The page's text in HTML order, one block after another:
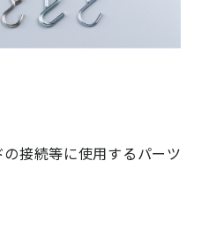
接続等に使用するパーツ